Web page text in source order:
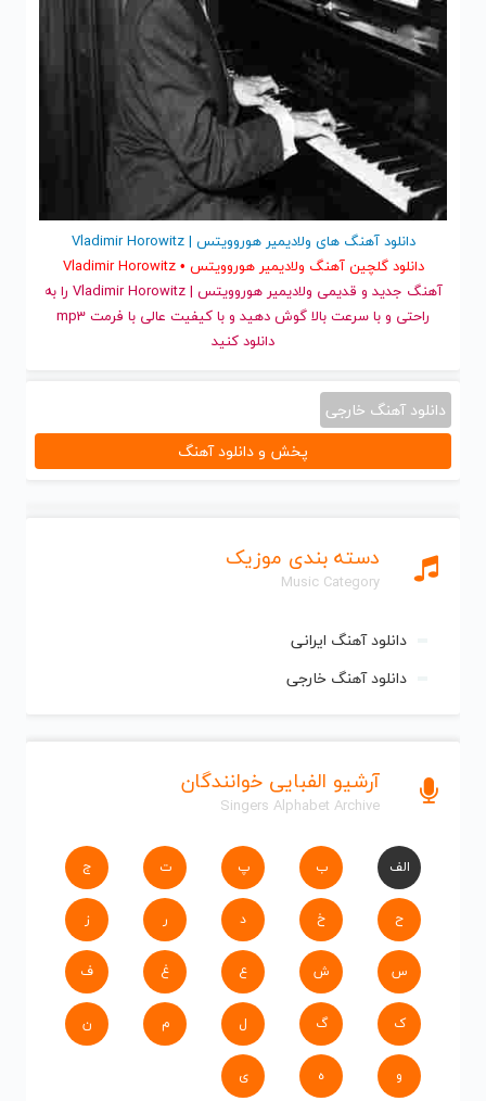
دسته بندی موزیک
Music Category
دانلود آهنگ ایرانی
دانلود آهنگ خارجی
آرشیو الفبایی خوانندگان
Singers Alphabet Archive
الف ب پ ت ج
ح خ د ر ز
س ش ع غ ف
ک گ ل م ن
و ه ی
دانلود آهنگ های ولادیمیر هوروویتس | Vladimir Horowitz
دانلود گلچین آهنگ ولادیمیر هوروویتس • Vladimir Horowitz
آهنگ جدید
و قدیمی ولادیمیر هوروویتس | Vladimir Horowitz را به
راحتی و با سرعت بالا گوش دهید و با کیفیت عالی با فرمت mp3
دانلود کنید
دانلود آهنگ خارجی
پخش و دانلود آهنگ